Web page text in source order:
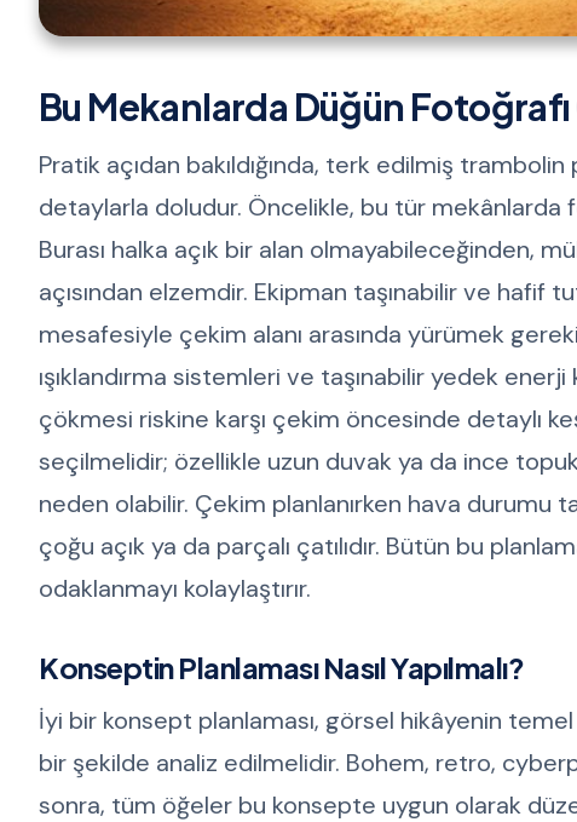
Bu Mekanlarda Düğün
Pratik açıdan bakıldığında, terk edilmiş
detaylarla doludur. Öncelikle, bu tür
Burası halka açık bir alan olmayabileceğinden,
açısından elzemdir. Ekipman taşınabilir ve hafif
mesafesiyle çekim alanı arasında yürümek
ışıklandırma sistemleri ve taşınabilir yedek enerji
çökmesi riskine karşı çekim öncesinde detaylı
seçilmelidir; özellikle uzun duvak ya da ince
neden olabilir. Çekim planlanırken hava durumu
çoğu açık ya da parçalı çatılıdır. Bütün bu
odaklanmayı kolaylaştırır.
Konseptin Planlaması Nasıl Yapılmalı?
İyi bir konsept planlaması, görsel hikâyenin
bir şekilde analiz edilmelidir. Bohem, retro,
sonra, tüm öğeler bu konsepte uygun olarak